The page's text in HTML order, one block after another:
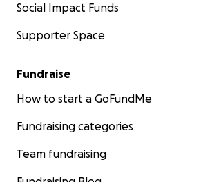
Social Impact Funds
Supporter Space
Fundraise
How to start a GoFundMe
Fundraising categories
Team fundraising